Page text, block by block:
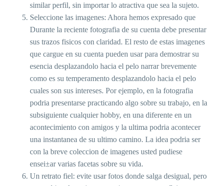
similar perfil, sin importar lo atractiva que sea la sujeto.
Seleccione las imagenes: Ahora hemos expresado que
Durante la reciente fotografia de su cuenta debe presentar
sus trazos fisicos con claridad. El resto de estas imagenes
que cargue en su cuenta pueden usar para demostrar su
esencia desplazandolo hacia el pelo narrar brevemente
como es su temperamento desplazandolo hacia el pelo
cuales son sus intereses. Por ejemplo, en la fotografia
podria presentarse practicando algo sobre su trabajo, en la
subsiguiente cualquier hobby, en una diferente en un
acontecimiento con amigos y la ultima podria acontecer
una instantanea de su ultimo camino. La idea podri­a ser
con la breve coleccion de imagenes usted pudiese
ensei±ar varias facetas sobre su vida.
Un retrato fiel: evite usar fotos donde salga desigual, pero